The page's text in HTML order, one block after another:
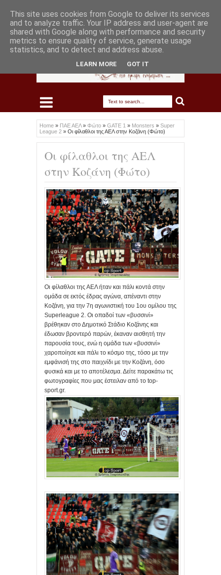
Home » ΠΑΕ ΑΕΛ» Φώτο » GATE 1 » Monsters » Super
League 2 » Οι φίλαθλοι της ΑΕΛ στην Κοζάνη (Φώτο)
Οι φίλαθλοι της ΑΕΛ
στην Κοζάνη (Φώτο)
Οι φίλαθλοι της ΑΕΛ ήταν και πάλι κοντά στην
ομάδα σε εκτός έδρας αγώνα, απέναντι στην
Κοζάνη, για την 7η αγωνιστική του 1ου ομίλου της
Superleague 2. Οι οπαδοί των «βυσσινί»
βρέθηκαν στο Δημοτικό Στάδιο Κοζάνης και
έδωσαν βροντερό παρών, έκαναν αισθητή την
παρουσία τους, ενώ η ομάδα των «βυσσινί»
χαροποίησε και πάλι το κόσμο της, τόσο με την
εμφάνισή της στο παιχνίδι με την Κοζάνη, όσο
φυσικά και με το αποτέλεσμα. Δείτε παρακάτω τις
φωτογραφίες που μας έστειλαν από το top-
sport.gr.
This site uses cookies from Google to deliver its services
and to analyze traffic. Your IP address and user-agent are
shared with Google along with performance and security
metrics to ensure quality of service, generate usage
statistics, and to detect and address abuse.
LEARN MORE GOT IT